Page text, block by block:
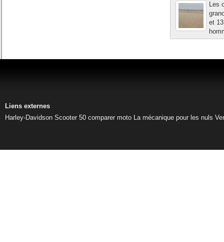
Les
et
Liens externes
Harley-Davidson Scooter 50 comparer moto La mécanique pour les nuls